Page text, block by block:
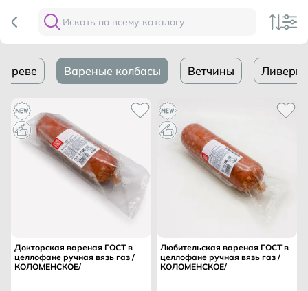
Вареные колбасы Ветчины
Докторская вареная ГОСТ в
целлофане ручная вязь газ /
КОЛОМЕНСКОЕ/
Любительская вареная ГОСТ в
целлофане ручная вязь газ /
КОЛОМЕНСКОЕ/